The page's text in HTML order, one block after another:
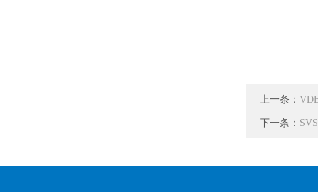
上一条：
下一条：